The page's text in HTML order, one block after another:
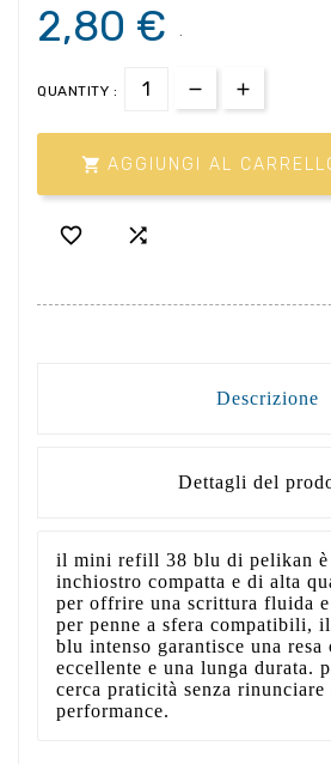
2,80 € .
QUANTITY :
 AGGIUNGI AL
 
Descrizione
Dettagli del
il mini refill 38 blu di pelikan è
inchiostro compatta e di alta
per offrire una scrittura fluida
per penne a sfera compatibili,
blu intenso garantisce una resa
eccellente e una lunga durata.
cerca praticità senza rinunciare
performance.